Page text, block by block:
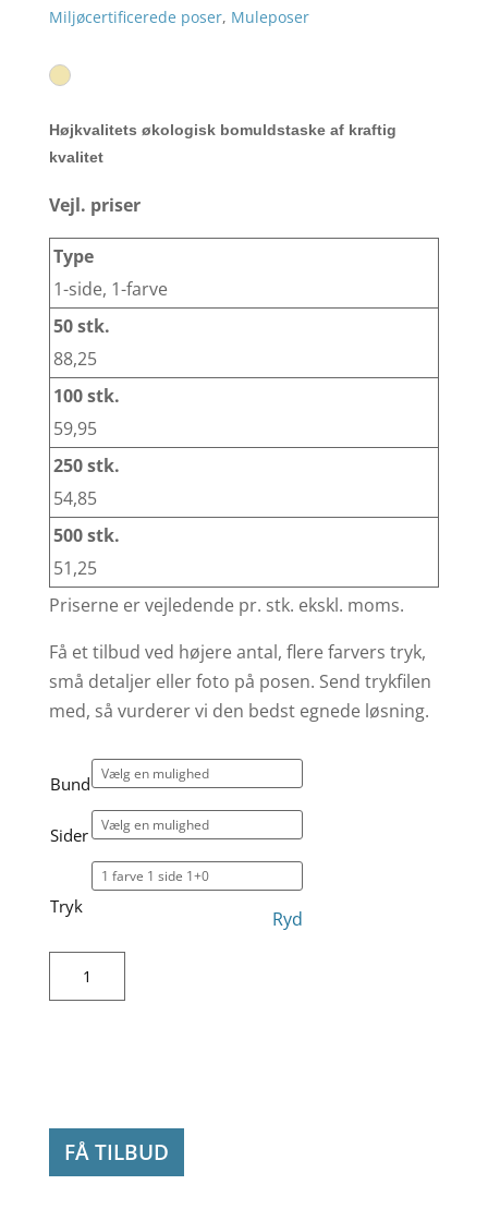
Miljøcertificerede poser, Muleposer
Højkvalitets økologisk bomuldstaske af kraftig
kvalitet
Vejl. priser
1-side, 1-farve
88,25
59,95
54,85
51,25
Priserne er vejledende pr. stk. ekskl. moms.
Få et tilbud ved højere antal, flere farvers tryk,
små detaljer eller foto på posen. Send trykfilen
med, så vurderer vi den bedst egnede løsning.
Bund
Sider
Tryk
Ryd
i
FÅ TILBUD